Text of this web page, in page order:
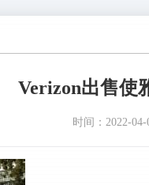
Verizon出售使
时间：2022-04-